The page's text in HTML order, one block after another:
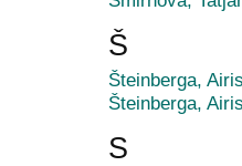
Š
Šteinberga,
Šteinberga,
S